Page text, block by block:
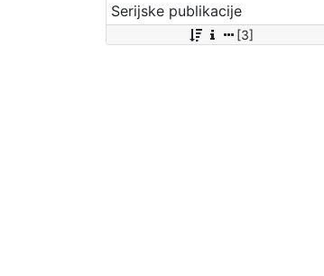
Serijske publikacije
[3]